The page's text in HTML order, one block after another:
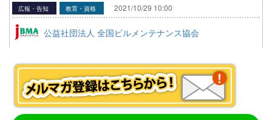
広報・告知 教育・資格 2021/10/29 10:00
公益社団法人 全国ビルメンテナンス協会